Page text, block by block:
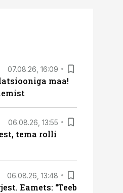
07.08.26, 16:09
maa!
06.08.26, 13:55
tema rolli
06.08.26, 13:48
Eamets: “Teeb